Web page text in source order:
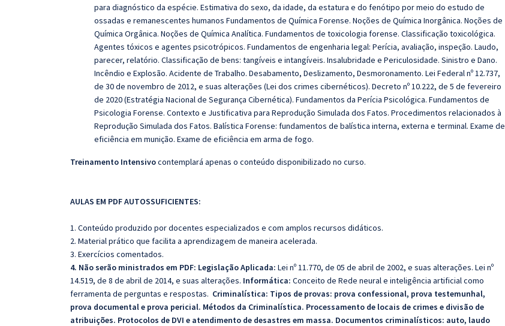
para diagnóstico da espécie. Estimativa do sexo, da idade, da estatura e do fenótipo por meio do estudo de
ossadas e remanescentes humanos Fundamentos de Química Forense. Noções de Química Inorgânica. Noções de
Química Orgânica. Noções de Química Analítica. Fundamentos de toxicologia forense. Classificação toxicológica.
Agentes tóxicos e agentes psicotrópicos. Fundamentos de engenharia legal: Perícia, avaliação, inspeção. Laudo,
parecer, relatório. Classificação de bens: tangíveis e intangíveis. Insalubridade e Periculosidade. Sinistro e Dano.
Incêndio e Explosão. Acidente de Trabalho. Desabamento, Deslizamento, Desmoronamento. Lei Federal nº 12.737,
de 30 de novembro de 2012, e suas alterações (Lei dos crimes cibernéticos). Decreto nº 10.222, de 5 de fevereiro
de 2020 (Estratégia Nacional de Segurança Cibernética). Fundamentos da Perícia Psicológica. Fundamentos de
Psicologia Forense. Contexto e Justificativa para Reprodução Simulada dos Fatos. Procedimentos relacionados à
Reprodução Simulada dos Fatos. Balística Forense: fundamentos de balística interna, externa e terminal. Exame de
eficiência em munição. Exame de eficiência em arma de fogo.
Treinamento Intensivocontemplará apenas o conteúdo disponibilizado no curso.
AULAS EM PDF AUTOSSUFICIENTES:
1. Conteúdo produzido por docentes especializados e com amplos recursos didáticos.
2. Material prático que facilita a aprendizagem de maneira acelerada.
3. Exercícios comentados.
4. Não serão ministrados em PDF: Legislação Aplicada: Lei nº 11.770, de 05 de abril de 2002, e suas alterações. Lei nº
14.519, de 8 de abril de 2014, e suas alterações. Informática: Conceito de Rede neural e inteligência artificial como
ferramenta de perguntas e respostas. Criminalística: Tipos de provas: prova confessional, prova testemunhal,
prova documental e prova pericial. Métodos da Criminalística. Processamento de locais de crimes e divisão de
atribuições. Protocolos de DVI e atendimento de desastres em massa. Documentos criminalísticos: auto, laudo